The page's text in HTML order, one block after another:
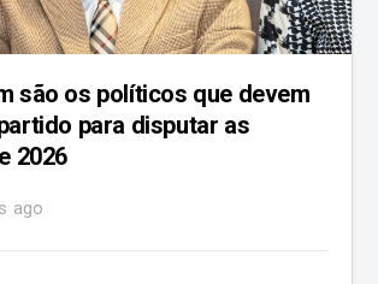
são os políticos que devem
para disputar as
2026
ago